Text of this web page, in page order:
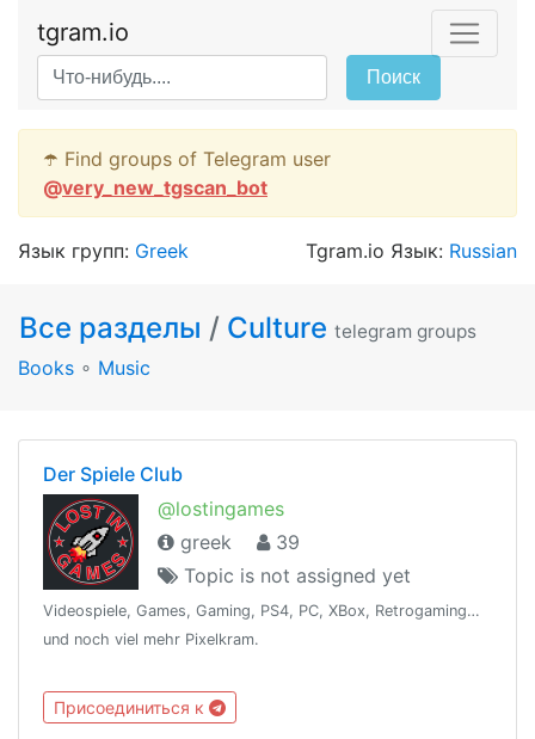
tgram.io
Поиск
☂️ Find groups of Telegram user
@very_new_tgscan_bot
Язык групп: Greek Tgram.io Язык: Russian
Все разделы / Culture telegram groups
Books ∘ Music
Der Spiele Club
@lostingames
greek
39
Topic is not assigned yet
Videospiele, Games, Gaming, PS4, PC, XBox, Retrogaming…
und noch viel mehr Pixelkram.
Присоединиться к